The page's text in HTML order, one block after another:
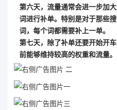
第六天，流量通常会进一步加
词进行补单。特别是对于那些
词，每个词都需要补上一单。
第七天，除了补单还要开始开
前能够维持较高的权重和流量。